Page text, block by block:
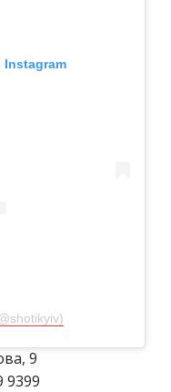
Instagram
9
9399